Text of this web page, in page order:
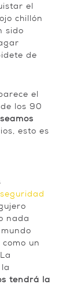
el
chillón
sido
de
el
los 90
seamos
esto es
nada
un
tendrá la